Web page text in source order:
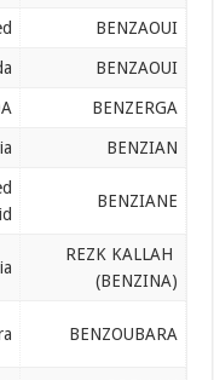
Jawed
Reda
SAIDA
Zakaria
Samira